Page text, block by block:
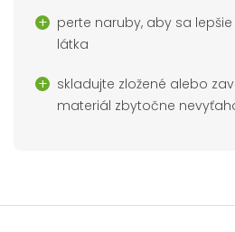
perte naruby, aby sa
látka
skladujte zložené alebo
materiál zbytočne